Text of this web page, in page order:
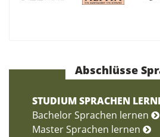
Abschlüsse
STUDIUM SPRACHEN
Bachelor Sprachen lernen
Master Sprachen lernen